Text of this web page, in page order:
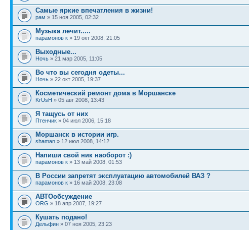
Самые яркие впечатления в жизни!
рам » 15 ноя 2005, 02:32
Музыка лечит.....
парамонов к » 19 окт 2008, 21:05
Выходные...
Ночь » 21 мар 2005, 11:05
Во что вы сегодня одеты...
Ночь » 22 окт 2005, 19:37
Косметический ремонт дома в Моршанске
KrUsH » 05 авг 2008, 13:43
Я тащусь от них
Птенчик » 04 июл 2006, 15:18
Моршанск в истории игр.
shaman » 12 июл 2008, 14:12
Напиши свой ник наоборот :)
парамонов к » 13 май 2008, 01:53
В России запретят эксплуатацию автомобилей ВАЗ ?
парамонов к » 16 май 2008, 23:08
АВТОобсуждение
ORG » 18 апр 2007, 19:27
Кушать подано!
Дельфин » 07 ноя 2005, 23:23